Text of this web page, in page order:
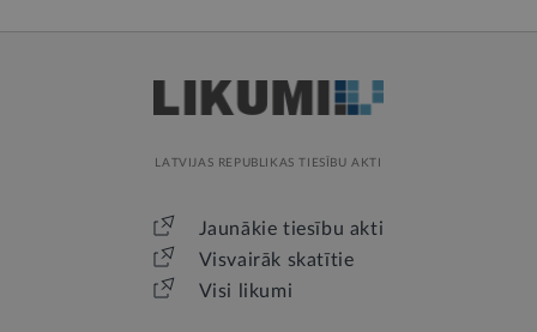
LATVIJAS REPUBLIKAS TIESĪBU AKTI
Jaunākie tiesību akti
Visvairāk skatītie
Visi likumi